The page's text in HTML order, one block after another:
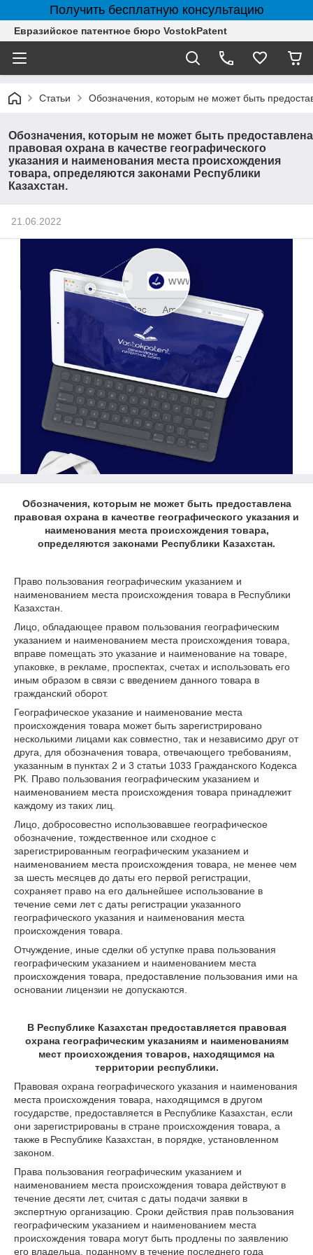
Получить бесплатную консультацию
Евразийское патентное бюро VostokPatent
Статьи Обозначения, которым не может быть
Обозначения, которым не может быть предоставлена
правовая охрана в качестве географического
указания и наименования места происхождения
товара, определяются законами Республики
Казахстан.
21.06.2022
Обозначения, которым не может быть предоставлена
правовая охрана в качестве географического указания и
наименования места происхождения товара,
определяются законами Республики Казахстан.
Право пользования географическим указанием и
наименованием места происхождения товара в Республики
Казахстан.
Лицо, обладающее правом пользования географическим
указанием и наименованием места происхождения товара,
вправе помещать это указание и наименование на товаре,
упаковке, в рекламе, проспектах, счетах и использовать его
иным образом в связи с введением данного товара в
гражданский оборот.
Географическое указание и наименование места
происхождения товара может быть зарегистрировано
несколькими лицами как совместно, так и независимо друг от
друга, для обозначения товара, отвечающего требованиям,
указанным в пунктах 2 и 3 статьи 1033 Гражданского Кодекса
РК. Право пользования географическим указанием и
наименованием места происхождения товара принадлежит
каждому из таких лиц.
Лицо, добросовестно использовавшее географическое
обозначение, тождественное или сходное с
зарегистрированным географическим указанием и
наименованием места происхождения товара, не менее чем
за шесть месяцев до даты его первой регистрации,
сохраняет право на его дальнейшее использование в
течение семи лет с даты регистрации указанного
географического указания и наименования места
происхождения товара.
Отчуждение, иные сделки об уступке права пользования
географическим указанием и наименованием места
происхождения товара, предоставление пользования ими на
основании лицензии не допускаются.
В Республике Казахстан предоставляется правовая
охрана географическим указаниям и наименованиям
мест происхождения товаров, находящимся на
территории республики.
Правовая охрана географического указания и наименования
места происхождения товара, находящимся в другом
государстве, предоставляется в Республике Казахстан, если
они зарегистрированы в стране происхождения товара, а
также в Республике Казахстан, в порядке, установленном
законом.
Права пользования географическим указанием и
наименованием места происхождения товара действуют в
течение десяти лет, считая с даты подачи заявки в
экспертную организацию. Сроки действия прав пользования
географическим указанием и наименованием места
происхождения товара могут быть продлены по заявлению
его владельца, поданному в течение последнего года